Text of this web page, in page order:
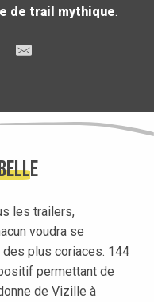
de trail mythique.
les trailers,
voudra se
plus coriaces. 144
permettant de
de Vizille à